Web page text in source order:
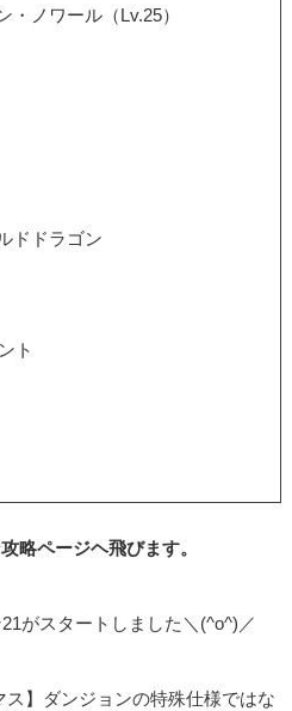
ノワール（Lv.25）
ドドラゴン
ト
略ページヘ飛びます。
がスタートしました＼(^o^)／
】ダンジョンの特殊仕様ではな